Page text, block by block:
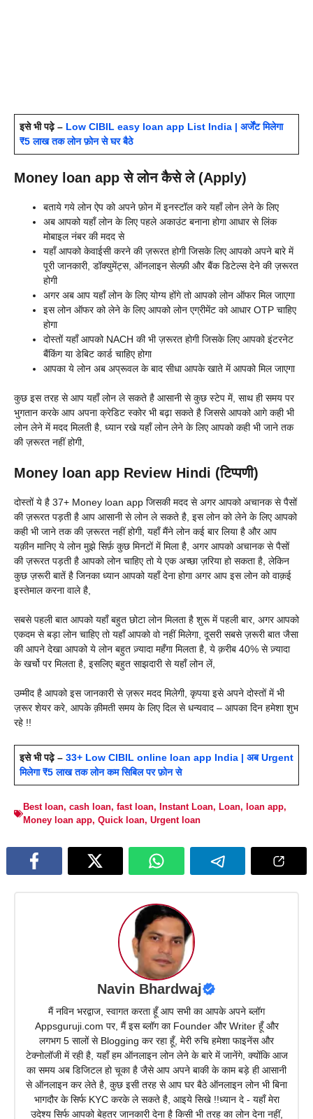
इसे भी पढ़े – Low CIBIL easy loan app List India | अर्जेंट मिलेगा
₹5 लाख तक लोन फ़ोन से घर बैठे
Money loan app से लोन कैसे ले (Apply)
बताये गये लोन ऐप को अपने फ़ोन में इनस्टॉल करे यहाँ लोन लेने के लिए
अब आपको यहाँ लोन के लिए पहले अकाउंट बनाना होगा आधार से लिंक
मोबाइल नंबर की मदद से
यहाँ आपको केवाईसी करने की ज़रूरत होगी जिसके लिए आपको अपने बारे में
पूरी जानकारी, डॉक्युमेंट्स, ऑनलाइन सेल्फ़ी और बैंक डिटेल्स देने की ज़रूरत
होगी
अगर अब आप यहाँ लोन के लिए योग्य होंगे तो आपको लोन ऑफर मिल जाएगा
इस लोन ऑफर को लेने के लिए आपको लोन एग्रीमेंट को आधार OTP चाहिए
होगा
दोस्तों यहाँ आपको NACH की भी ज़रूरत होगी जिसके लिए आपको इंटरनेट
बैंकिंग या डेबिट कार्ड चाहिए होगा
आपका ये लोन अब अप्रूवल के बाद सीधा आपके खाते में आपको मिल जाएगा
कुछ इस तरह से आप यहाँ लोन ले सकते है आसानी से कुछ स्टेप में, साथ ही समय पर
भुगतान करके आप अपना क्रेडिट स्कोर भी बढ़ा सकते है जिससे आपको आगे कही भी
लोन लेने में मदद मिलती है, ध्यान रखे यहाँ लोन लेने के लिए आपको कही भी जाने तक
की ज़रूरत नहीं होगी,
Money loan app Review Hindi (टिप्पणी)
दोस्तों ये है 37+ Money loan app जिसकी मदद से अगर आपको अचानक से पैसों
की ज़रूरत पड़ती है आप आसानी से लोन ले सकते है, इस लोन को लेने के लिए आपको
कही भी जाने तक की ज़रूरत नहीं होगी, यहाँ मैंने लोन कई बार लिया है और आप
यक़ीन मानिए ये लोन मुझे सिर्फ़ कुछ मिनटों में मिला है, अगर आपको अचानक से पैसों
की ज़रूरत पड़ती है आपको लोन चाहिए तो ये एक अच्छा ज़रिया हो सकता है, लेकिन
कुछ ज़रूरी बातें है जिनका ध्यान आपको यहाँ देना होगा अगर आप इस लोन को वाक़ई
इस्तेमाल करना वाले है,
सबसे पहली बात आपको यहाँ बहुत छोटा लोन मिलता है शुरू में पहली बार, अगर आपको
एकदम से बड़ा लोन चाहिए तो यहाँ आपको वो नहीं मिलेगा, दूसरी सबसे ज़रूरी बात जैसा
की आपने देखा आपको ये लोन बहुत ज़्यादा महँगा मिलता है, ये क़रीब 40% से ज़्यादा
के खर्चो पर मिलता है, इसलिए बहुत साझदारी से यहाँ लोन लें,
उम्मीद है आपको इस जानकारी से ज़रूर मदद मिलेगी, कृपया इसे अपने दोस्तों में भी
ज़रूर शेयर करे, आपके क़ीमती समय के लिए दिल से धन्यवाद – आपका दिन हमेशा शुभ
रहे !!
इसे भी पढ़े – 33+ Low CIBIL online loan app India | अब Urgent
मिलेगा ₹5 लाख तक लोन कम सिबिल पर फ़ोन से
Best loan, cash loan, fast loan, Instant Loan, Loan, loan app,
Money loan app, Quick loan, Urgent loan
Navin Bhardwaj
मैं नविन भरद्वाज, स्वागत करता हूँ आप सभी का आपके अपने ब्लॉग
Appsguruji.com पर, मैं इस ब्लॉग का Founder और Writer हूँ और
लगभग 5 सालों से Blogging कर रहा हूँ, मेरी रुचि हमेशा फाइनेंस और
टेक्नोलॉजी में रही है, यहाँ हम ऑनलाइन लोन लेने के बारे में जानेंगे, क्योंकि आज
का समय अब डिजिटल हो चूका है जैसे आप अपने बाकी के काम बड़े ही आसानी
से ऑनलाइन कर लेते है, कुछ इसी तरह से आप घर बैठे ऑनलाइन लोन भी बिना
भागदौर के सिर्फ KYC करके ले सकते है, आइये सिखे !!ध्यान दे - यहाँ मेरा
उदेश्य सिर्फ आपको बेहतर जानकारी देना है किसी भी तरह का लोन देना नहीं,